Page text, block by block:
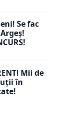
Se fac
Mii de
în